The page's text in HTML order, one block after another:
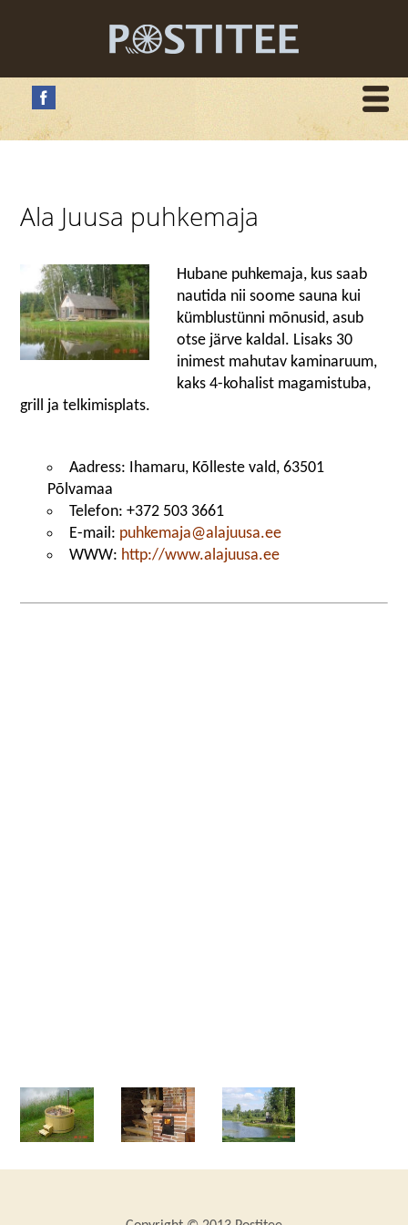
Ala Juusa puhkemaja
Hubane puhkemaja, kus saab
nautida nii soome sauna kui
kümblustünni mõnusid, asub
otse järve kaldal. Lisaks 30
inimest mahutav kaminaruum,
kaks 4-kohalist magamistuba,
grill ja telkimisplats.
Aadress: Ihamaru, Kõlleste vald, 63501
Põlvamaa
Telefon: +372 503 3661
E-mail: puhkemaja@alajuusa.ee
WWW: http://www.alajuusa.ee